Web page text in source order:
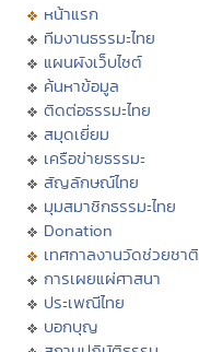
หน้าแรก
ทีมงานธรรมะไทย
แผนผังเว็บไซต์
ค้นหาข้อมูล
ติดต่อธรรมะไทย
สมุดเยี่ยม
เครือข่ายธรรมะ
สัญลักษณ์ไทย
มุมสมาชิกธรรมะไทย
Donation
เทศกาลงานวัดช่วยชาติ
การเผยแผ่ศาสนา
ประเพณีไทย
บอกบุญ